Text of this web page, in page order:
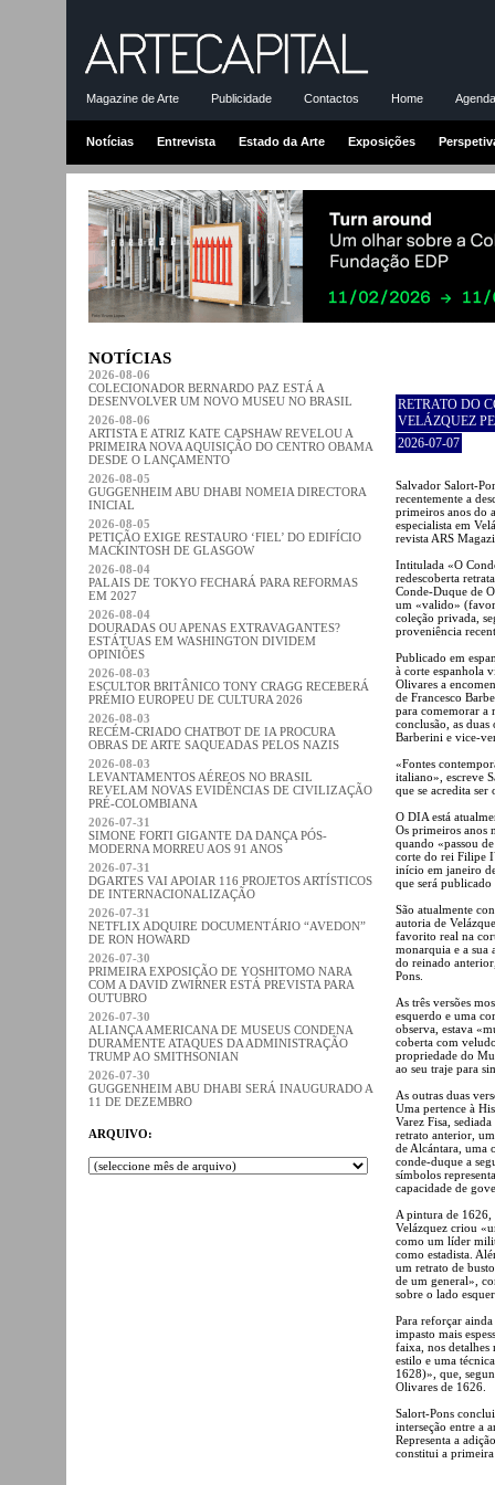
Magazine de Arte Publicidade Contactos Home
Notícias Entrevista Estado da Arte Exposições
NOTÍCIAS
2026-08-06
COLECIONADOR BERNARDO PAZ ESTÁ A
DESENVOLVER UM NOVO MUSEU NO BRASIL
2026-08-06
ARTISTA E ATRIZ KATE CAPSHAW REVELOU A
PRIMEIRA NOVA AQUISIÇÃO DO CENTRO OBAMA
DESDE O LANÇAMENTO
2026-08-05
GUGGENHEIM ABU DHABI NOMEIA DIRECTORA
INICIAL
2026-08-05
PETIÇÃO EXIGE RESTAURO ‘FIEL’ DO EDIFÍCIO
MACKINTOSH DE GLASGOW
2026-08-04
PALAIS DE TOKYO FECHARÁ PARA REFORMAS
EM 2027
2026-08-04
DOURADAS OU APENAS EXTRAVAGANTES?
ESTÁTUAS EM WASHINGTON DIVIDEM
OPINIÕES
2026-08-03
ESCULTOR BRITÂNICO TONY CRAGG RECEBERÁ
PRÉMIO EUROPEU DE CULTURA 2026
2026-08-03
RECÉM-CRIADO CHATBOT DE IA PROCURA
OBRAS DE ARTE SAQUEADAS PELOS NAZIS
2026-08-03
LEVANTAMENTOS AÉREOS NO BRASIL
REVELAM NOVAS EVIDÊNCIAS DE CIVILIZAÇÃO
PRÉ-COLOMBIANA
2026-07-31
SIMONE FORTI GIGANTE DA DANÇA PÓS-
MODERNA MORREU AOS 91 ANOS
2026-07-31
DGARTES VAI APOIAR 116 PROJETOS ARTÍSTICOS
DE INTERNACIONALIZAÇÃO
2026-07-31
NETFLIX ADQUIRE DOCUMENTÁRIO “AVEDON”
DE RON HOWARD
2026-07-30
PRIMEIRA EXPOSIÇÃO DE YOSHITOMO NARA
COM A DAVID ZWIRNER ESTÁ PREVISTA PARA
OUTUBRO
2026-07-30
ALIANÇA AMERICANA DE MUSEUS CONDENA
DURAMENTE ATAQUES DA ADMINISTRAÇÃO
TRUMP AO SMITHSONIAN
2026-07-30
GUGGENHEIM ABU DHABI SERÁ INAUGURADO A
11 DE DEZEMBRO
ARQUIVO:
RETRATO DO
VELÁZQUEZ
2026-07-07
Salvador Salort-
recentemente a
primeiros anos do
especialista em
revista ARS
Intitulada «O
redescoberta
Conde-Duque de
um «valido»
coleção privada,
proveniência
Publicado em
à corte espanhola
Olivares a
de Francesco
para comemorar a
conclusão, as
Barberini e vice-
«Fontes
italiano», escreve
que se acredita ser
O DIA está
Os primeiros anos
quando «passou
corte do rei Filipe
início em janeiro
que será
São atualmente
autoria de
favorito real na
monarquia e a sua
do reinado
Pons.
As três versões
esquerdo e uma
observa, estava
coberta com
propriedade do
ao seu traje para
As outras duas
Uma pertence à
Varez Fisa,
retrato anterior,
de Alcántara, uma
conde-duque a
símbolos
capacidade de
A pintura de 1626,
Velázquez criou
como um líder
como estadista.
um retrato de
de um general»,
sobre o lado
Para reforçar
impasto mais
faixa, nos detalhes
estilo e uma
1628)», que,
Olivares de 1626.
Salort-Pons
interseção entre a
Representa a
constitui a